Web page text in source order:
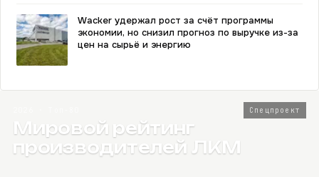
Wacker удержал рост за счёт программы
экономии, но снизил прогноз по выручке из-за
цен на сырьё и энергию
Спецпроект
Мировой рейтинг
производителей ЛКМ